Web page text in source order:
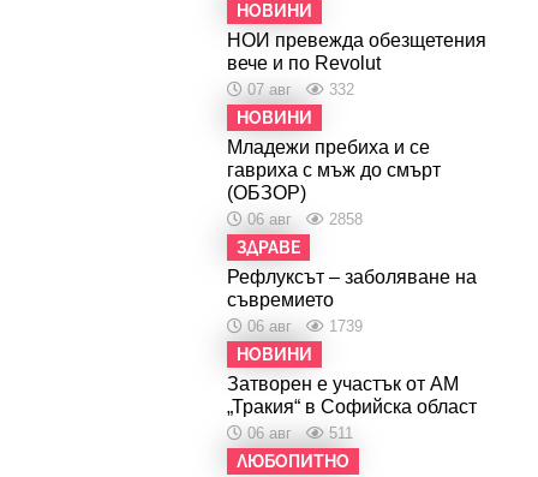
НОВИНИ
НОИ превежда обезщетения
вече и по Revolut
07 авг 332
НОВИНИ
Младежи пребиха и се
гавриха с мъж до смърт
(ОБЗОР)
06 авг 2858
ЗДРАВЕ
Рефлуксът – заболяване на
съвремието
06 авг 1739
НОВИНИ
Затворен е участък от АМ
„Тракия“ в Софийска област
06 авг 511
ЛЮБОПИТНО